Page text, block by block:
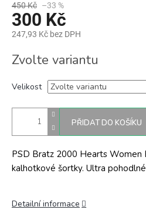
450 Kč –33 %
300 Kč
247,93 Kč bez DPH
cena:
Zvolte variantu
Velikost
PŘIDAT DO KOŠÍKU
PSD Bratz 2000 Hearts Women
kalhotkové šortky. Ultra
Detailní informace